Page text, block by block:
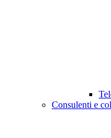
Consulenti e